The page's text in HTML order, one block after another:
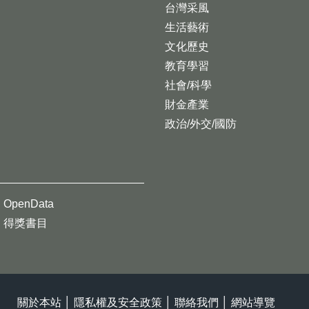
台灣采風
生活藝術
文化歷史
教育學習
社會/科學
財金產業
政治/外交/國防
OpenData
得獎書目
關於本站 隱私權及安全政策 聯絡我們 網站導覽